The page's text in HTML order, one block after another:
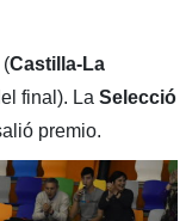
Castilla-La
final). La Selecció
premio.